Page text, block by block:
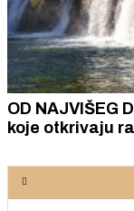
OD NAJVIŠEG
koje otkrivaju